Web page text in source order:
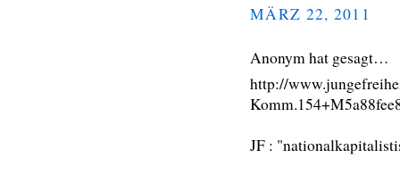
MÄRZ 22, 2011
Anonym hat gesagt…
http://
JF :